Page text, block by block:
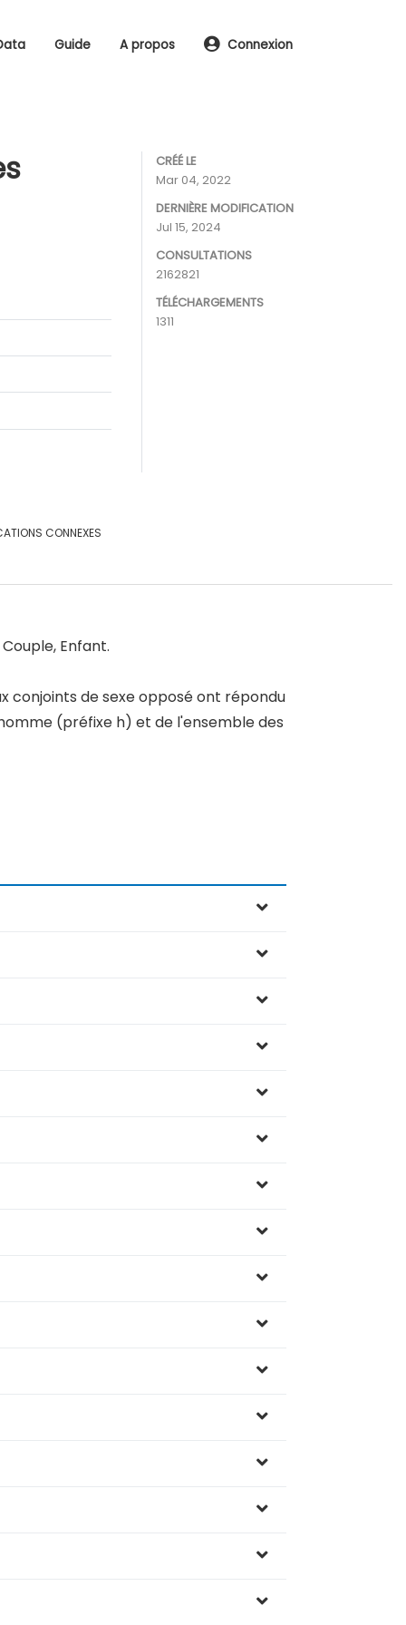
Guide A propos Connexion
CRÉÉ LE
Mar 04, 2022
DERNIÈRE MODIFICATION
Jul 15, 2024
CONSULTATIONS
2162821
TÉLÉCHARGEMENTS
1311
CONNEXES
Enfant.
conjoints de sexe opposé ont répondu
(préfixe h) et de l'ensemble des